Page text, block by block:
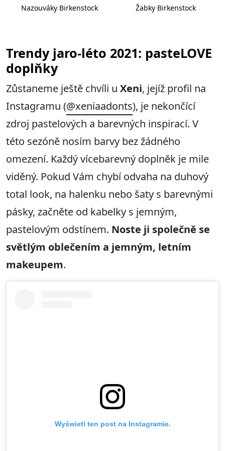
Nazouváky Birkenstock Žabky Birkenstock
Trendy jaro-léto 2021: pasteLOVE
doplňky
Zůstaneme ještě chvíli u Xeni, jejíž profil na
Instagramu (@xeniaadonts), je nekončící
zdroj pastelových a barevných inspirací. V
této sezóně nosím barvy bez žádného
omezení. Každý vícebarevný doplněk je mile
viděný. Pokud Vám chybí odvaha na duhový
total look, na halenku nebo šaty s barevnými
pásky, začněte od kabelky s jemným,
pastelovým odstínem. Noste ji společně se
světlým oblečením a jemným, letním
makeupem.
Wyświetl ten post na Instagramie.